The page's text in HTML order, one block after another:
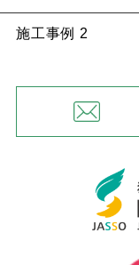
施工事例 2